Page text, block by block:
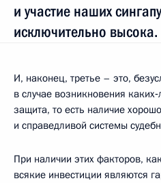
и участие наших
исключительно высока.
И, наконец, третье – это,
в случае возникновения
защита, то есть наличие
и справедливой системы
При наличии этих факторов,
всякие инвестиции являются